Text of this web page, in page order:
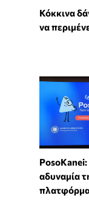
Κόκκινα
να
αδυναμία